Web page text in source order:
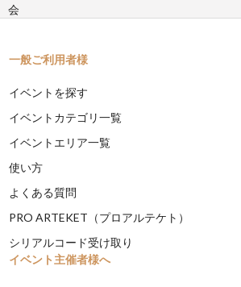
会
一般ご利用者様
イベントを探す
イベントカテゴリ一覧
イベントエリア一覧
使い方
よくある質問
PRO ARTEKET（プロアルテケト）
シリアルコード受け取り
イベント主催者様へ